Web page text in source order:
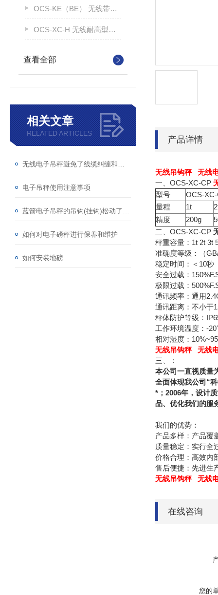
OCS-KE（BE） 无线带大屏电子秤
OCS-XC-H 无线耐高型电子吊秤
查看全部
相关文章
RELATED ARTICLES
电子吊秤使用注意事项
如何对电子磅秤进行保养和维护
如何安装地磅
产品详情
无线吊钩秤 无线
一、OCS-XC-CP
型号
OCS-
量程
1t
精度
200g
二、OCS-XC-CP
秤重容量：1t 2t 3t
准确度等级：（
稳定时间：＜10秒
安全过载：
极限过载：
通讯频率：通用
通讯距离：不小于
秤体防护等级：
工作环境温度：-
相对湿度：
无线吊钩秤 无线
三、：
本公司一直视质量
全面体现我公司“
*；2006年，设计
品、优化我们的
我们的优势：
产品多样：产品覆
质量稳定：实行全
价格合理：高效内
售后便捷：先进生
无线吊钩秤 无线
在线咨询
您的